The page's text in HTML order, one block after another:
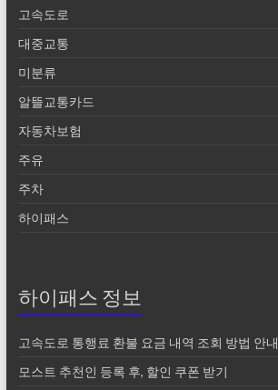
고속도로
대중교통
미분류
알뜰교통카드
자동차보험
주유
주차
하이패스
하이패스 정보
고속도로 통행료 환불 요금 내역 조회 방법 안내
모스트 추천인 등록 후, 할인 쿠폰 받기